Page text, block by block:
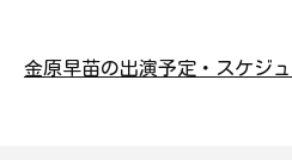
金原早苗の出演予定・スケジ